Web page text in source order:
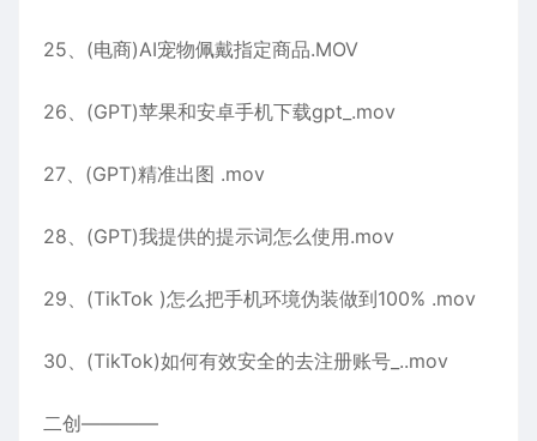
25、(电商)AI宠物佩戴指定商品.MOV
26、(GPT)苹果和安卓手机下载gpt_.mov
27、(GPT)精准出图 .mov
28、(GPT)我提供的提示词怎么使用.mov
29、(TikTok )怎么把手机环境伪装做到100% .mov
30、(TikTok)如何有效安全的去注册账号_..mov
二创————